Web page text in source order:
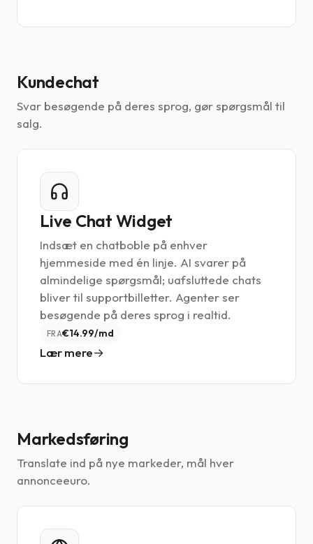
Kundechat
Svar besøgende på deres sprog, gør spørgsmål til
salg.
Live Chat Widget
Indsæt en chatboble på enhver
hjemmeside med én linje. AI svarer på
almindelige spørgsmål; uafsluttede chats
bliver til supportbilletter. Agenter ser
besøgende på deres sprog i realtid.
FRA€14.99/md
Lær mere
Markedsføring
Translate ind på nye markeder, mål hver
annonceeuro.